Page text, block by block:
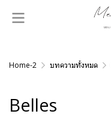
Home-2 บทความทั้งหมด
Belles